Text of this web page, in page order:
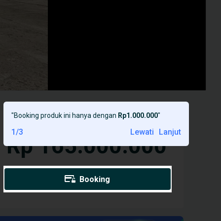
Rp 165.000.000
"Booking produk ini hanya dengan Rp1.000.000"
1/3 Lewati Lanjut
Booking